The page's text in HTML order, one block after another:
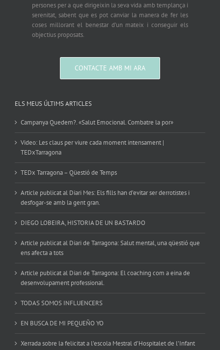
persones per a que dirigeixin la seva vida amb templança i
serenitat, sabent que es pot canviar la manera de fer les
coses millorant el benestar d’un mateix i conseguir els
objectius proposats.
CONTACTE AMB MI ARA
ELS MEUS ÚLTIMS ARTICLES
Campanya Quedem?. «Salut Emocional. Combatre la por»
Video: Les claus per viure cada moment intensament |
TEDxTarragona
TEDx Tarragona – Qüestió de Temps
Article publicat al Diari Mes: Els fills han d’evitar ser derrotistes i
desfogar-se amb la gent gran.
DIEGO LOBEIRA, HISTORIA DE UN BASTARDO
Article publicat al Diari de Tarragona: Salut mental, una qüestió que
ens afecta a tots
Article publicat al Diari de Tarragona: El coaching com a eina de
desenvolupament professional.
TODAS SOMOS INFLUENCERS
EN BUSCA DE MI PEQUEÑO YO
Xerrada sobre la felicitat a l’escola Mestral d’Hospitalet de l’Infant